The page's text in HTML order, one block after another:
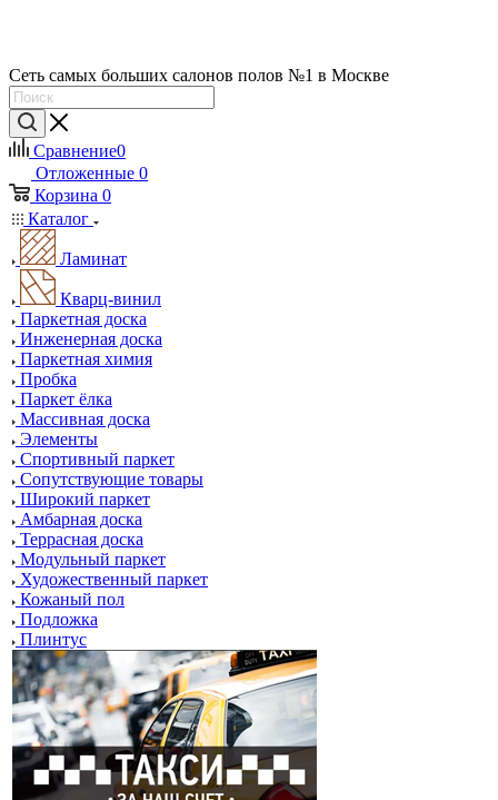
Сеть самых больших салонов полов №1 в Москве
Сравнение0
Отложенные 0
Корзина 0
Каталог
Ламинат
Кварц-винил
Паркетная доска
Инженерная доска
Паркетная химия
Пробка
Паркет ёлка
Массивная доска
Элементы
Спортивный паркет
Сопутствующие товары
Широкий паркет
Амбарная доска
Террасная доска
Модульный паркет
Художественный паркет
Кожаный пол
Подложка
Плинтус